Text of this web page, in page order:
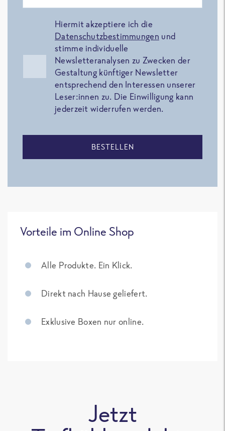
Hiermit akzeptiere ich die
Datenschutzbestimmungen und
stimme individuelle
Newsletteranalysen zu Zwecken der
Gestaltung künftiger Newsletter
entsprechend den Interessen unserer
Leser:innen zu. Die Einwilligung kann
jederzeit widerrufen werden.
BESTELLEN
Vorteile im Online Shop
Alle Produkte. Ein Klick.
Direkt nach Hause geliefert.
Exklusive Boxen nur online.
Jetzt